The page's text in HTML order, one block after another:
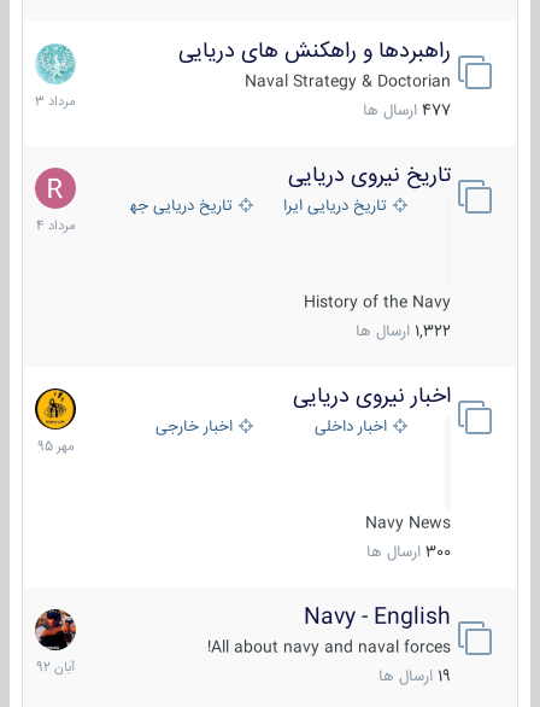
راهبردها و راهکنش های دریایی
Naval Strategy & Doctorian
477 ارسال ها
2
مرداد
1403
تاریخ نیروی دریایی
تاریخ دریایی ایران تاریخ دریایی جهان
History of the Navy
1,322 ارسال ها
16
مرداد
1404
اخبار نیروی دریایی
اخبار داخلی اخبار خارجی
Navy News
300 ارسال ها
27
مهر
1395
Navy - English
All about navy and naval forces!
ارسال ها
22
آبان
1392